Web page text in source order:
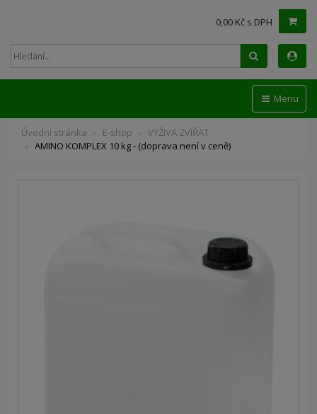
0,00 Kč s DPH
Menu
Úvodní stránka E-shop
VÝŽIVA ZVÍŘAT
AMINO KOMPLEX 10 kg - (doprava není v ceně)